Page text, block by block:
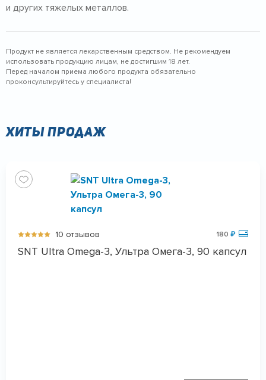
и других тяжелых металлов.
Продукт не является лекарственным средством. Не рекомендуем
использовать продукцию лицам, не достигшим 18 лет.
Перед началом приема любого продукта обязательно
проконсультируйтесь у специалиста!
Хиты продаж
10 отзывов 180 ₽
SNT Ultra Omega-3, Ультра Омега-3, 90 капсул